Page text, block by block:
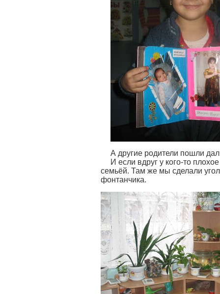
А другие родители пошли
И если вдруг у кого-то
семьёй. Там же мы сделали
фонтанчика.